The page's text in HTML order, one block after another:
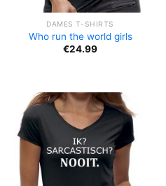
DAMES T-SHIRTS
Who run the world girls
€24.99